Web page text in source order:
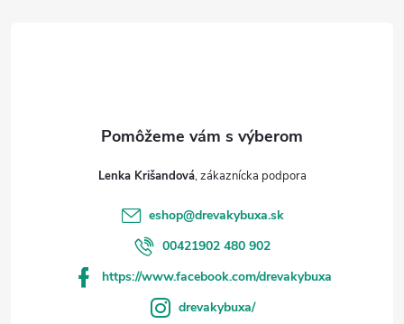
Lenka Krišandová
eshop@drevakybuxa.sk
00421902 480 902
https://www.facebook.com/drevakybuxa
drevakybuxa/